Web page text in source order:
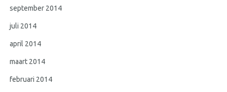
september 2014
juli 2014
april 2014
maart 2014
februari 2014